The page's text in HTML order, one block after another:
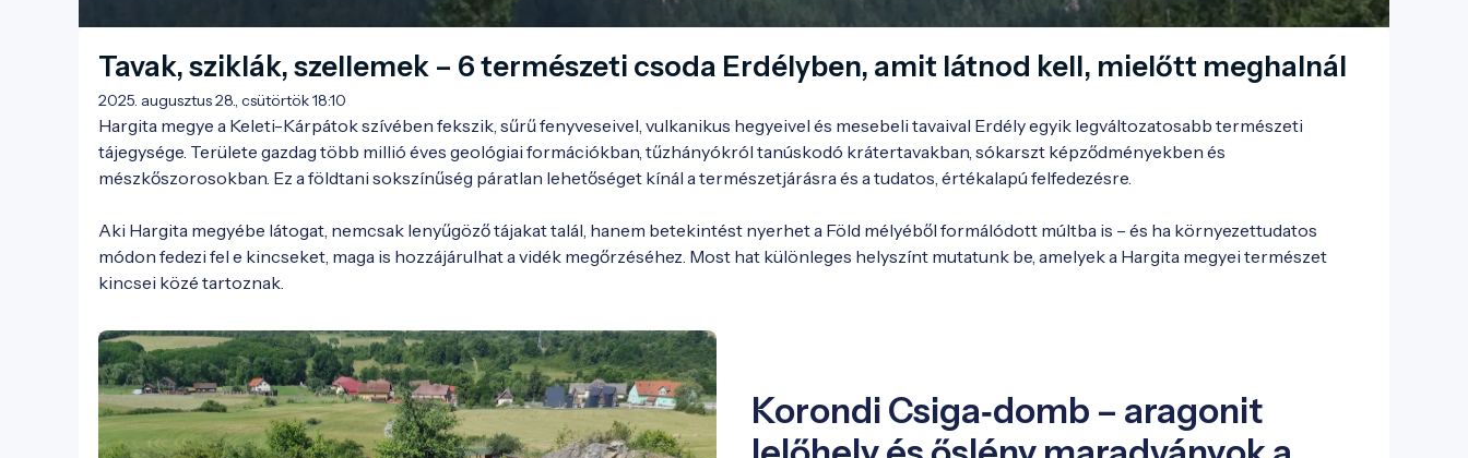
Tavak, sziklák, szellemek – 6 természeti csoda Erdélyben, amit látnod kell, mielőtt meghalnál
2025. augusztus 28., csütörtök 18:10
Hargita megye a Keleti-Kárpátok szívében fekszik, sűrű fenyveseivel, vulkanikus hegyeivel és mesebeli tavaival Erdély egyik legváltozatosabb természeti
tájegysége. Területe gazdag több millió éves geológiai formációkban, tűzhányókról tanúskodó krátertavakban, sókarszt képződményekben és
mészkőszorosokban. Ez a földtani sokszínűség páratlan lehetőséget kínál a természetjárásra és a tudatos, értékalapú felfedezésre.
Aki Hargita megyébe látogat, nemcsak lenyűgöző tájakat talál, hanem betekintést nyerhet a Föld mélyéből formálódott múltba is – és ha környezettudatos
módon fedezi fel e kincseket, maga is hozzájárulhat a vidék megőrzéséhez. Most hat különleges helyszínt mutatunk be, amelyek a Hargita megyei természet
kincsei közé tartoznak.
Korondi Csiga‑domb – aragonit